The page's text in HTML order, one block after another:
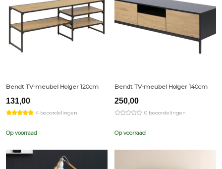
Bendt TV-meubel Holger 120cm
131,00
4 beoordelingen
Op voorraad
Bendt TV-meubel Holger 140cm
250,00
0 beoordelingen
Op voorraad